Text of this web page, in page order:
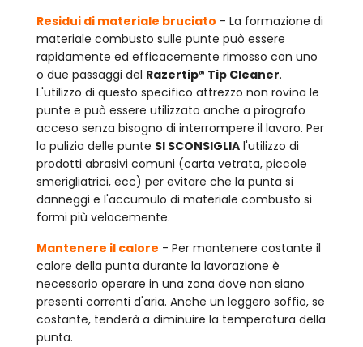
Residui di materiale bruciato - La formazione di
materiale combusto sulle punte può essere
rapidamente ed efficacemente rimosso con uno
o due passaggi del Razertip® Tip Cleaner.
L'utilizzo di questo specifico attrezzo non rovina le
punte e può essere utilizzato anche a pirografo
acceso senza bisogno di interrompere il lavoro. Per
la pulizia delle punte SI SCONSIGLIA l'utilizzo di
prodotti abrasivi comuni (carta vetrata, piccole
smerigliatrici, ecc) per evitare che la punta si
danneggi e l'accumulo di materiale combusto si
formi più velocemente.
Mantenere il calore - Per mantenere costante il
calore della punta durante la lavorazione è
necessario operare in una zona dove non siano
presenti correnti d'aria. Anche un leggero soffio, se
costante, tenderà a diminuire la temperatura della
punta.